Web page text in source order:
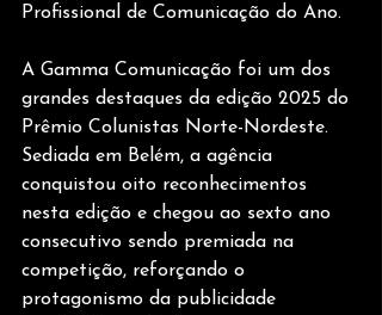
Profissional de Comunicação do Ano.
A Gamma Comunicação foi um dos
grandes destaques da edição 2025 do
Prêmio Colunistas Norte-Nordeste.
Sediada em Belém, a agência
conquistou oito reconhecimentos
nesta edição e chegou ao sexto ano
consecutivo sendo premiada na
competição, reforçando o
protagonismo da publicidade